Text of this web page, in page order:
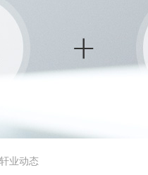
轩业动态